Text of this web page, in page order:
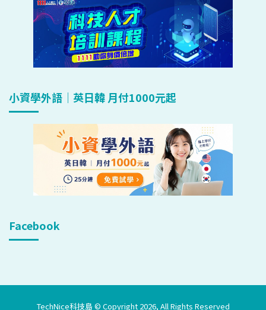
小資學外語｜英日韓 月付1000元起
Facebook
TechNice科技島 © Copyright 2026, All Rights Reserved